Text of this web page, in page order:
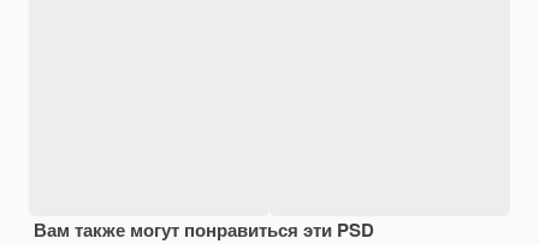
Вам также могут понравиться эти PSD